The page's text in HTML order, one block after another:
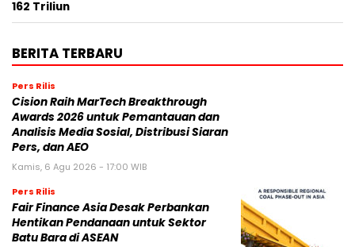
162 Triliun
BERITA TERBARU
Pers Rilis
Cision Raih MarTech Breakthrough
Awards 2026 untuk Pemantauan dan
Analisis Media Sosial, Distribusi Siaran
Pers, dan AEO
Kamis, 6 Agu 2026 - 17:00 WIB
Pers Rilis
Fair Finance Asia Desak Perbankan
Hentikan Pendanaan untuk Sektor
Batu Bara di ASEAN